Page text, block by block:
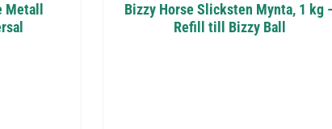
Bizzy Horse Slicksten Mynta, 1 kg
Refill till Bizzy Ball